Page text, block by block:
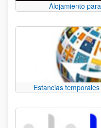
Alojamiento
Estancias